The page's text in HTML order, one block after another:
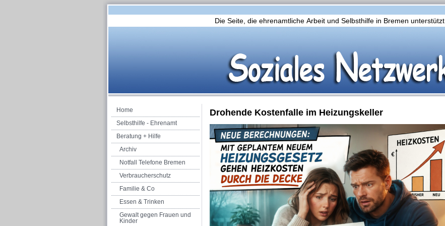
Die Seite, die ehrenamtliche Arbeit und Selbsthilfe in Bremen unterstützt
Home
Selbsthilfe - Ehrenamt
Beratung + Hilfe
Archiv
Notfall Telefone Bremen
Verbraucherschutz
Familie & Co
Essen & Trinken
Gewalt gegen Frauen und
Kinder
Drohende Kostenfalle im Heizungskeller